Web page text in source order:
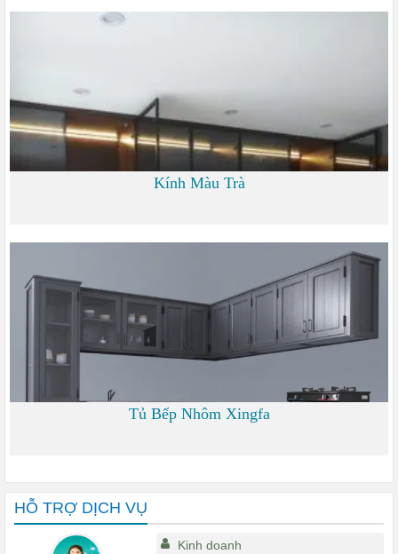
Kính Màu Trà
Tủ Bếp Nhôm Xingfa
0
HỖ TRỢ DỊCH VỤ
Kinh doanh